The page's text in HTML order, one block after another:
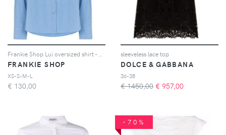
Frankie Shop Lui oversized shirt - Blu
FRANKIE SHOP
XS-S-M-L
€ 130,00
sleeveless lace top
DOLCE & GABBANA
36-38
€ 1450,00 € 957,00
-70%